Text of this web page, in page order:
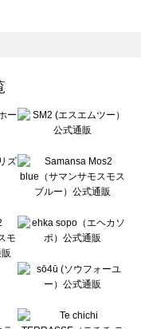
スモス）の一覧
覧